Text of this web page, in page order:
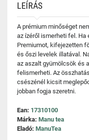
LEÍRÁS
A prémium minőséget
az ízéről ismerheti fel. Ha
Premiumot, kifejezetten
és őszi levelek illatával.
az aszalt gyümölcsök és
felismerheti. Az
csészénél kicsit
jobban fogja szeretni.
Ean: 17310100
Márka: Manu tea
Eladó: ManuTea